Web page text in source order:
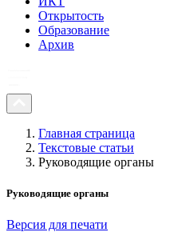
Открытость
Образование
Архив
Главная страница
Текстовые статьи
Руководящие органы
Руководящие органы
Версия для печати